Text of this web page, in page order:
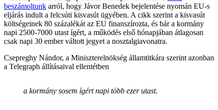
beszámoltunk arról, hogy Jávor Benedek bejelentése nyomán EU-s
eljárás indult a felcsúti kisvasút ügyében. A cikk szerint a kisvasút
költségeinek 80 százalékát az EU finanszírozta, és bár a kormány
napi 2500-7000 utast ígért, a működés első hónapjában átlagosan
csak napi 30 ember váltott jegyet a nosztalgiavonatra.
Csepreghy Nándor, a Miniszterelnökség államtitkára szerint azonban
a Telegraph állításaival ellentétben
a kormány sosem ígért napi több ezer utast.